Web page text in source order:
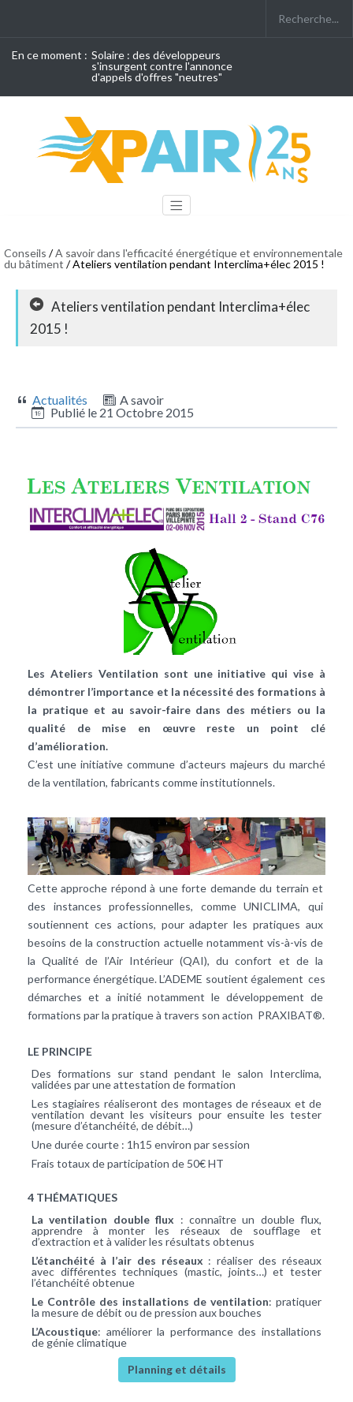
En ce moment : Solaire : des développeurs
s'insurgent contre l'annonce
d'appels d'offres "neutres"
Conseils /A savoir dans l'efficacité énergétique et environnementale
du bâtiment / Ateliers ventilation pendant Interclima+élec 2015 !
Ateliers ventilation pendant Interclima+élec
2015 !
Actualités
A savoir
Publié le 21 Octobre 2015
Les Ateliers Ventilation sont une initiative qui vise à
démontrer l’importance et la nécessité des formations à
la pratique et au savoir-faire dans des métiers ou la
qualité de mise en œuvre reste un point clé
d’amélioration.
C’est une initiative commune d’acteurs majeurs du marché
de la ventilation, fabricants comme institutionnels.
Cette approche répond à une forte demande du terrain et
des instances professionnelles, comme UNICLIMA, qui
soutiennent ces actions, pour adapter les pratiques aux
besoins de la construction actuelle notamment vis-à-vis de
la Qualité de l’Air Intérieur (QAI), du confort et de la
performance énergétique. L’ADEME soutient également ces
démarches et a initié notamment le développement de
formations par la pratique à travers son action PRAXIBAT®.
LE PRINCIPE
Des formations sur stand pendant le salon Interclima,
validées par une attestation de formation
Les stagiaires réaliseront des montages de réseaux et de
ventilation devant les visiteurs pour ensuite les tester
(mesure d’étanchéité, de débit…)
Une durée courte : 1h15 environ par session
Frais totaux de participation de 50€ HT
4 THÉMATIQUES
La ventilation double flux : connaître un double flux,
apprendre à monter les réseaux de soufflage et
d’extraction et à valider les résultats obtenus
L’étanchéité à l’air des réseaux : réaliser des réseaux
avec différentes techniques (mastic, joints…) et tester
l’étanchéité obtenue
Le Contrôle des installations de ventilation: pratiquer
la mesure de débit ou de pression aux bouches
L’Acoustique: améliorer la performance des installations
de génie climatique
Planning et détails